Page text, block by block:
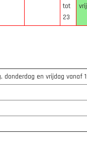
tot
23
donderdag en vrijdag vanaf